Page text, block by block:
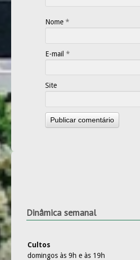
Nome *
E-mail *
Site
Dinâmica semanal
Cultos
domingos às 9h e às 19h